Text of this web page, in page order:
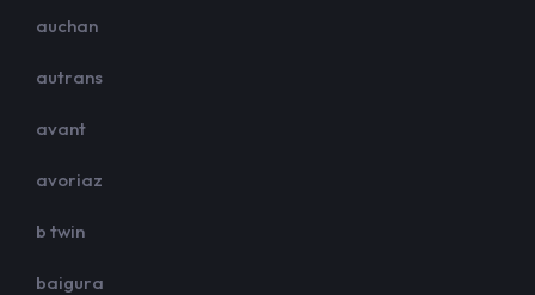
auchan
autrans
avant
avoriaz
b twin
baigura